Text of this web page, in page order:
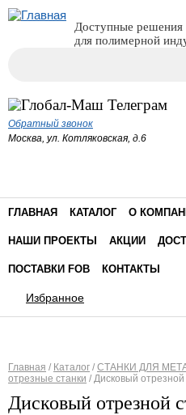
Доступные решения
для полимерной
Обратный звонок
Москва, ул. Котляковская, д.6
ГЛАВНАЯ КАТАЛОГ О
НАШИ ПРОЕКТЫ АКЦИИ
ПОСТАВКИ FOB КОНТАКТЫ
Избранное
Вы здесь
Главная / Каталог / СТАНКИ ДЛЯ
отрезные станки / Дисковый отрезной
Дисковый отрезной